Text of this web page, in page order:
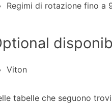
Regimi di rotazione fino a
Viton
tabelle che seguono